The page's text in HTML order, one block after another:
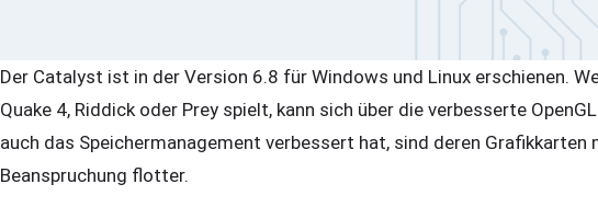
Der Catalyst ist in der Version 6.8 für Windows und Linux erschienen.
Quake 4, Riddick oder Prey spielt, kann sich über die verbesserte
auch das Speichermanagement verbessert hat, sind deren Grafikkarten
Beanspruchung flotter.